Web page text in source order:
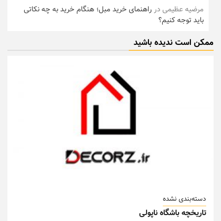
مرضیه عظیمیدر راهنمای خرید مبل؛ هنگام خرید به چه نکاتی
باید توجه کنیم؟
ممکن است ندیده باشید
دسته‌بندی نشده
تاریخچه باشگاه ناپولی